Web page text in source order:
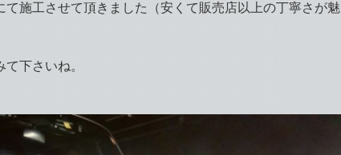
て施工させて頂きました（安くて販売店以上の丁寧さが魅
下さいね。